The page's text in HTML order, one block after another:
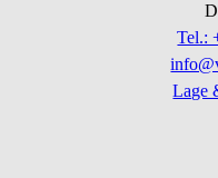
Tel.:
Lage